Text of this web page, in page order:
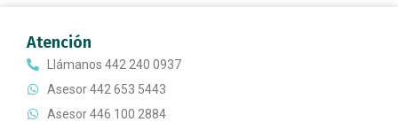
Atención
Llámanos 442 240 0937
Asesor 442 653 5443
Asesor 446 100 2884